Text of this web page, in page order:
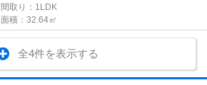
間取り：1LDK
面積：32.64㎡
全4件を表示する